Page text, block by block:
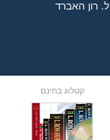
ל. רון האברד
קטלוג בחינם